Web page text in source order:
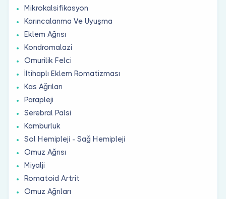
Mikrokalsifikasyon
Karıncalanma Ve Uyuşma
Eklem Ağrısı
Kondromalazi
Omurilik Felci
İltihaplı Eklem Romatizması
Kas Ağrıları
Parapleji
Serebral Palsi
Kamburluk
Sol Hemipleji - Sağ Hemipleji
Omuz Ağrısı
Miyalji
Romatoid Artrit
Omuz Ağrıları